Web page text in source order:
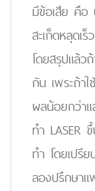
มีข้อเสีย คือ
สะเก็ดหลุดเ
โดยสรุปแล้
กัน เพระถ้า
ผลน้อยกว่าแ
ทำ LASER
ทำ โดยเปรี
ลองปรึกษา